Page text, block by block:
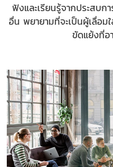
ฟังและเรียนรู้จากประสบ
อื่น พยายามที่จะเป็นผู้เลื่อม
ขัดแย้งที่อ